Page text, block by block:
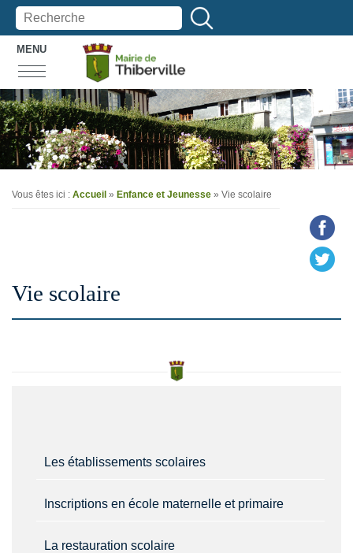
MENU
Vous êtes ici : Accueil » Enfance et Jeunesse » Vie scolaire
Vie scolaire
Les établissements scolaires
Inscriptions en école maternelle et primaire
La restauration scolaire